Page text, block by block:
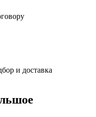
и доставка